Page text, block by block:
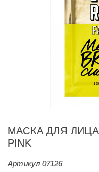
MАСКА ДЛЯ ЛИЦА
PINK
Артикул 07126